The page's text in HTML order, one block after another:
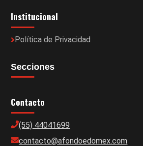
Institucional
Política de Privacidad
Secciones
Contacto
(55) 44041699
contacto@afondoedomex.com